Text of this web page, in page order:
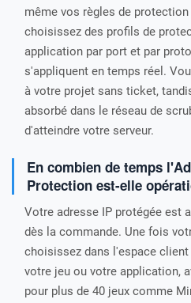
même vos règles de
choisissez des profils de
application par port et par
s'appliquent en temps réel.
à votre projet sans ticket,
absorbé dans le réseau de
d'atteindre votre serveur.
En combien de temps
Protection est-elle
Votre adresse IP protégée est
dès la commande. Une fois
choisissez dans l'espace
votre jeu ou votre application,
pour plus de 40 jeux comme